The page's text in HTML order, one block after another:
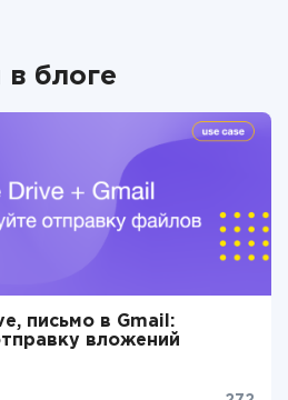
в блоге
письмо в Gmail:
вложений